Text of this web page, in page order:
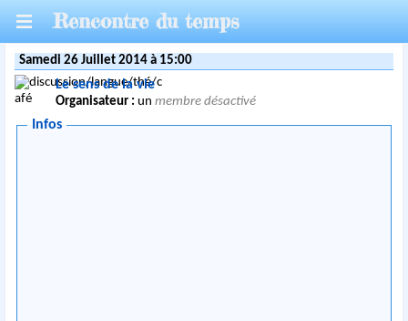
Rencontre du temps
Samedi 26 Juillet 2014 à 15:00
Le sens de la vie
Organisateur : unmembre désactivé
Infos